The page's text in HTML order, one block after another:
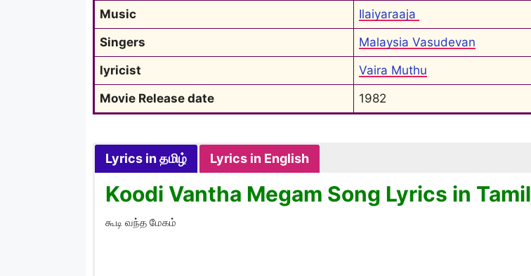
Music
Ilaiyaraaja
Singers
Malaysia Vasudevan
lyricist
Vaira Muthu
Movie Release date
1982
Lyrics in தமிழ் Lyrics in English
Koodi Vantha Megam Song Lyrics in Tamil
கூடி வந்த மேகம்